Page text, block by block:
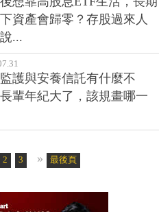
資產會歸零？存股過來人
...
護與安養信託有什麼不
輩年紀大了，該規畫哪一